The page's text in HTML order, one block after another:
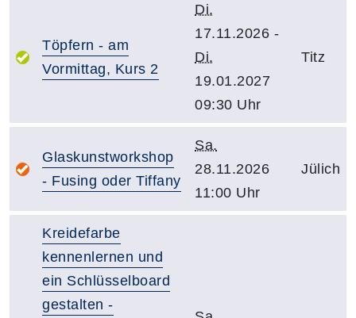
Töpfern - am
Vormittag, Kurs 2
Di.
17.11.2026 -
Di.
19.01.2027
09:30 Uhr
Titz
Glaskunstworkshop
- Fusing oder Tiffany
Sa.
28.11.2026
11:00 Uhr
Jülich
Kreidefarbe
kennenlernen und
ein Schlüsselboard
gestalten -